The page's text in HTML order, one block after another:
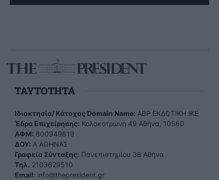
TAYTOTHTA
Ιδιοκτησία/ Κάτοχος Domain Name: ΑBP ΕΚΔΟΤΙΚΗ ΙΚΕ
Έδρα Επιχείρησης: Κολοκοτρώνη 49 Αθήνα, 10560
ΑΦΜ: 800949819
ΔΟΥ: Α ΑΘΗΝΑΣ
Γραφεία Σύνταξης: Πανεπιστημίου 38 Αθήνα
Tηλ. 2103629510
Email: info@thepresident.gr